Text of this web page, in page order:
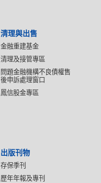
清理與出售
金融重建基金
清理及接管專區
問題金融機構不良債權售
後申訴處理窗口
鳳信股金專區
出版刊物
存保季刊
歷年年報及專刊